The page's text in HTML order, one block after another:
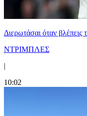
Διερωτάσαι όταν βλέπεις
ΝΤΡΙΜΠΛΕΣ
|
10:02